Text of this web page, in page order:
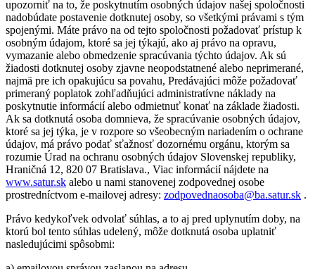
upozorniť na to, že poskytnutím osobných údajov našej spoločnosti
nadobúdate postavenie dotknutej osoby, so všetkými právami s tým
spojenými. Máte právo na od tejto spoločnosti požadovať prístup k
osobným údajom, ktoré sa jej týkajú, ako aj právo na opravu,
vymazanie alebo obmedzenie spracúvania týchto údajov. Ak sú
žiadosti dotknutej osoby zjavne neopodstatnené alebo neprimerané,
najmä pre ich opakujúcu sa povahu, Predávajúci môže požadovať
primeraný poplatok zohľadňujúci administratívne náklady na
poskytnutie informácií alebo odmietnuť konať na základe žiadosti.
Ak sa dotknutá osoba domnieva, že spracúvanie osobných údajov,
ktoré sa jej týka, je v rozpore so všeobecným nariadením o ochrane
údajov, má právo podať sťažnosť dozornému orgánu, ktorým sa
rozumie Úrad na ochranu osobných údajov Slovenskej republiky,
Hraničná 12, 820 07 Bratislava., Viac informácií nájdete na
www.satur.sk alebo u nami stanovenej zodpovednej osobe
prostredníctvom e-mailovej adresy: zodpovednaosoba@ba.satur.sk .
Právo kedykoľvek odvolať súhlas, a to aj pred uplynutím doby, na
ktorú bol tento súhlas udelený, môže dotknutá osoba uplatniť
nasledujúcimi spôsobmi: